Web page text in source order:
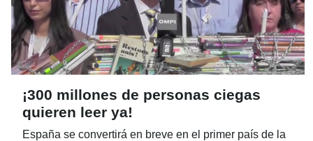
¡300 millones de personas ciegas
quieren leer ya!
España se convertirá en breve en el primer país de la